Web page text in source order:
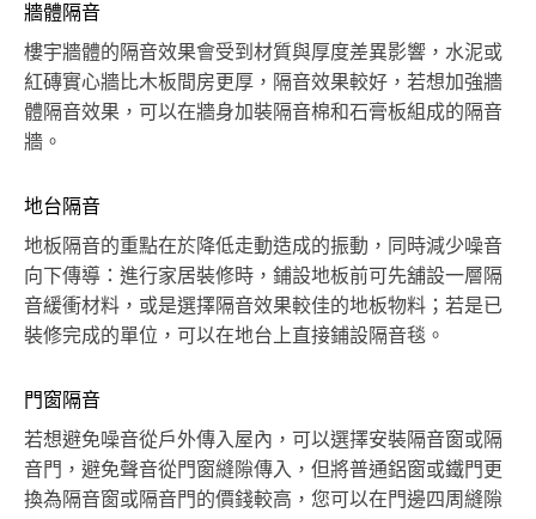
牆體隔音
樓宇牆體的隔音效果會受到材質與厚度差異影響，水泥或
紅磚實心牆比木板間房更厚，隔音效果較好，若想加強牆
體隔音效果，可以在牆身加裝隔音棉和石膏板組成的隔音
牆。
地台隔音
地板隔音的重點在於降低走動造成的振動，同時減少噪音
向下傳導：進行家居裝修時，鋪設地板前可先舖設一層隔
音緩衝材料，或是選擇隔音效果較佳的地板物料；若是已
裝修完成的單位，可以在地台上直接鋪設隔音毯。
門窗隔音
若想避免噪音從戶外傳入屋內，可以選擇安裝隔音窗或隔
音門，避免聲音從門窗縫隙傳入，但將普通鋁窗或鐵門更
換為隔音窗或隔音門的價錢較高，您可以在門邊四周縫隙